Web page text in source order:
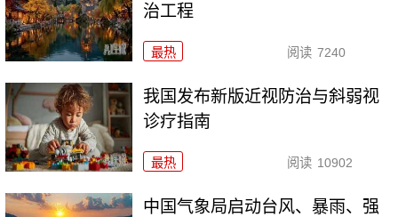
治工程
最热 阅读 7240
我国发布新版近视防治与斜弱视
诊疗指南
最热 阅读 10902
中国气象局启动台风、暴雨、强